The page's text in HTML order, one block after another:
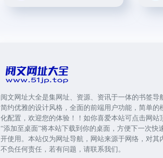
阅文网址大全是集网址、资源、资讯于一体的书签导
简约优雅的设计风格，全面的前端用户功能，简单的
化配置，欢迎您的体验！！如你喜爱本站可点击网站
“添加至桌面”将本站下载到你的桌面，方便下一次快
开使用。本站仅为网址导航，网站来源于网络，对其
不负任何责任，若有问题，请联系我们。